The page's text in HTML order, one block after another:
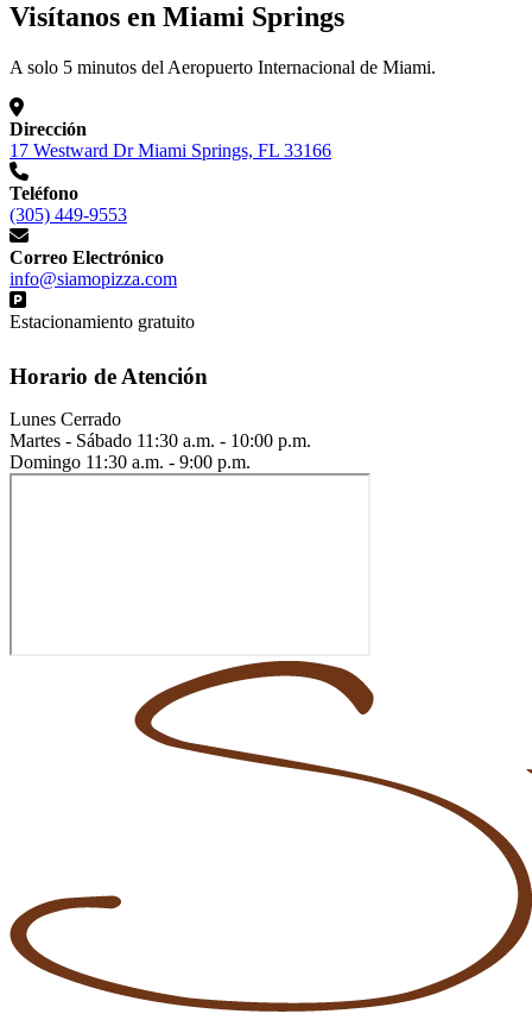
Visítanos en Miami Springs
A solo 5 minutos del Aeropuerto Internacional de Miami.
Dirección
17 Westward Dr Miami Springs, FL 33166
Teléfono
(305) 449-9553
Correo Electrónico
info@siamopizza.com
Estacionamiento gratuito
Horario de Atención
Lunes Cerrado
Martes - Sábado 11:30 a.m. - 10:00 p.m.
Domingo 11:30 a.m. - 9:00 p.m.